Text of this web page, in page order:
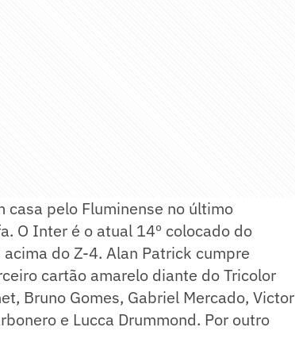
casa pelo Fluminense no último
O Inter é o atual 14º colocado do
do Z-4. Alan Patrick cumpre
cartão amarelo diante do Tricolor
Bruno Gomes, Gabriel Mercado, Victor
e Lucca Drummond. Por outro